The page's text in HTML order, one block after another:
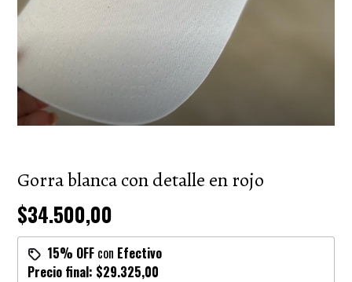
Gorra blanca con detalle en rojo
$34.500,00
15% OFF con Efectivo
Precio final: $29.325,00